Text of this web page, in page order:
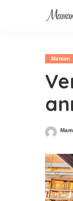
Maman